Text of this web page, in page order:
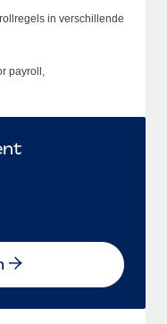
in verschillende
payroll,